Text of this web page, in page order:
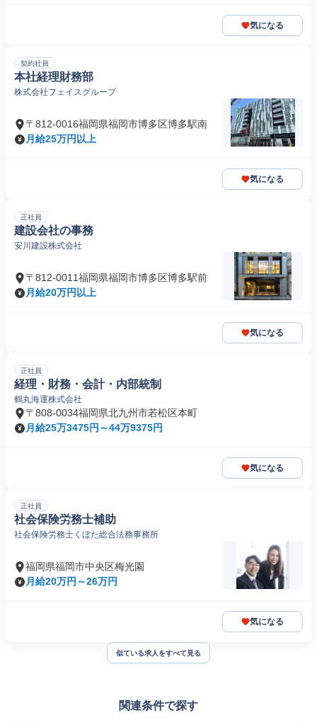
気になる
契約社員
本社経理財務部
株式会社フェイスグループ
〒812-0016福岡県福岡市博多区博多駅南
月給25万円以上
気になる
正社員
建設会社の事務
安川建設株式会社
〒812-0011福岡県福岡市博多区博多駅前
月給20万円以上
気になる
正社員
経理・財務・会計・内部統制
鶴丸海運株式会社
〒808-0034福岡県北九州市若松区本町
月給25万3475円～44万9375円
気になる
正社員
社会保険労務士補助
社会保険労務士くぼた総合法務事務所
福岡県福岡市中央区梅光園
月給20万円～26万円
気になる
似ている求人をすべて見る
関連条件で探す